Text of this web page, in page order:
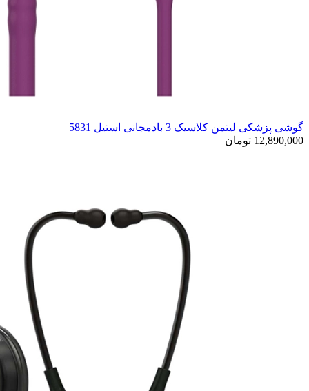
گوشی پزشکی لیتمن کلاسیک 3 بادمجانی استیل 5831
12,890,000 تومان